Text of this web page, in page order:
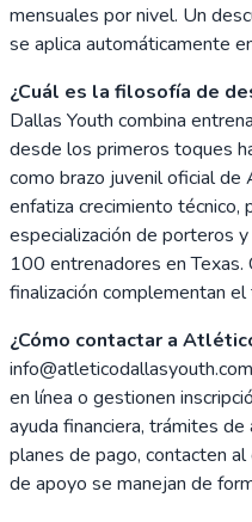
mensuales por nivel. Un
se aplica automáticamente
¿Cuál es la filosofía de
Dallas Youth combina
desde los primeros toques
como brazo juvenil oficial
enfatiza crecimiento técnico,
especialización de porteros
100 entrenadores en Texas.
finalización complementan
¿Cómo contactar a
en línea o gestionen
ayuda financiera, trámites
planes de pago, contacten
de apoyo se manejan de